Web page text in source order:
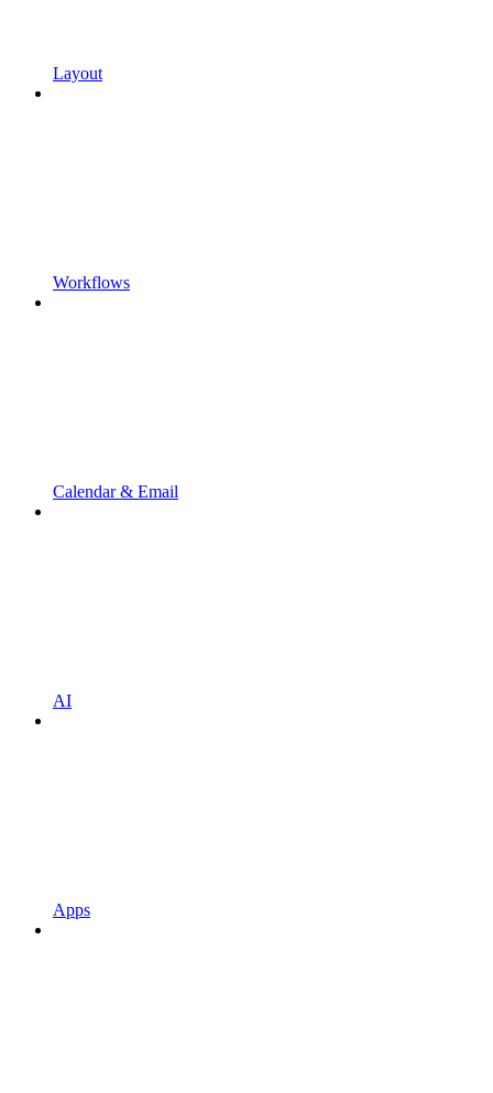
Layout
Workflows
Calendar & Email
AI
Apps